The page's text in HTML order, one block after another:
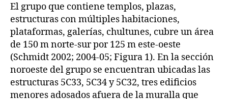
El grupo que contiene templos, plazas,
estructuras con múltiples habitaciones,
plataformas, galerías, chultunes, cubre un área
de 150 m norte-sur por 125 m este-oeste
(Schmidt 2002; 2004-05; Figura 1). En la sección
noroeste del grupo se encuentran ubicadas las
estructuras 5C33, 5C34 y 5C32, tres edificios
menores adosados afuera de la muralla que